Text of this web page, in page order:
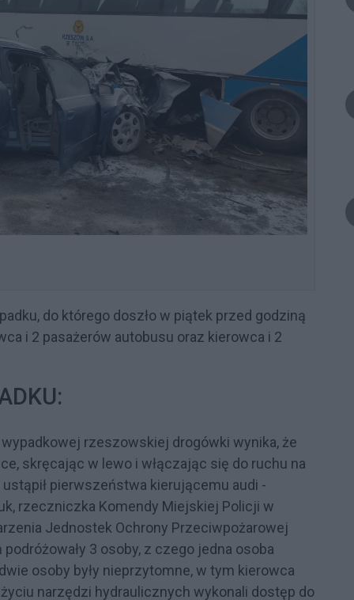
do którego doszło w piątek przed godziną
i 2 pasażerów autobusu oraz kierowca i 2
rzeszowskiej drogówki wynika, że
skręcając w lewo i włączając się do ruchu na
pierwszeństwa kierującemu audi -
rzeczniczka Komendy Miejskiej Policji w
Jednostek Ochrony Przeciwpożarowej
3 osoby, z czego jedna osoba
osoby były nieprzytomne, w tym kierowca
narzędzi hydraulicznych wykonali dostęp do